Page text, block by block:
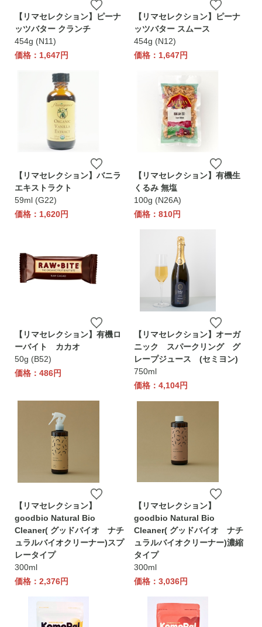
【リマセレクション】ピーナ
ッツバター クランチ
454g (N11)
価格：1,647円
【リマセレクション】ピーナ
ッツバター スムース
454g (N12)
価格：1,647円
【リマセレクション】バニラ
エキストラクト
59ml (G22)
価格：1,620円
【リマセレクション】有機生
くるみ 無塩
100g (N26A)
価格：810円
【リマセレクション】有機ロ
ーバイト カカオ
50g (B52)
価格：486円
【リマセレクション】オーガ
ニック スパークリング グ
レープジュース (セミヨン)
750ml
価格：4,104円
【リマセレクション】
goodbio Natural Bio
Cleaner( グッドバイオ ナチ
ュラルバイオクリーナー)スプ
レータイプ
300ml
価格：2,376円
【リマセレクション】
goodbio Natural Bio
Cleaner( グッドバイオ ナチ
ュラルバイオクリーナー)濃縮
タイプ
300ml
価格：3,036円